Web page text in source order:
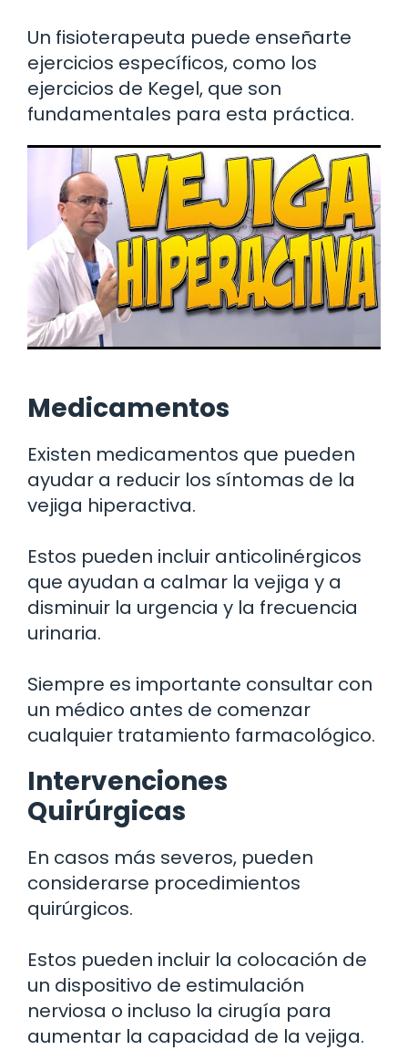
Un fisioterapeuta puede enseñarte
ejercicios específicos, como los
ejercicios de Kegel, que son
fundamentales para esta práctica.
Medicamentos
Existen medicamentos que pueden
ayudar a reducir los síntomas de la
vejiga hiperactiva.
Estos pueden incluir anticolinérgicos
que ayudan a calmar la vejiga y a
disminuir la urgencia y la frecuencia
urinaria.
Siempre es importante consultar con
un médico antes de comenzar
cualquier tratamiento farmacológico.
Intervenciones
Quirúrgicas
En casos más severos, pueden
considerarse procedimientos
quirúrgicos.
Estos pueden incluir la colocación de
un dispositivo de estimulación
nerviosa o incluso la cirugía para
aumentar la capacidad de la vejiga.